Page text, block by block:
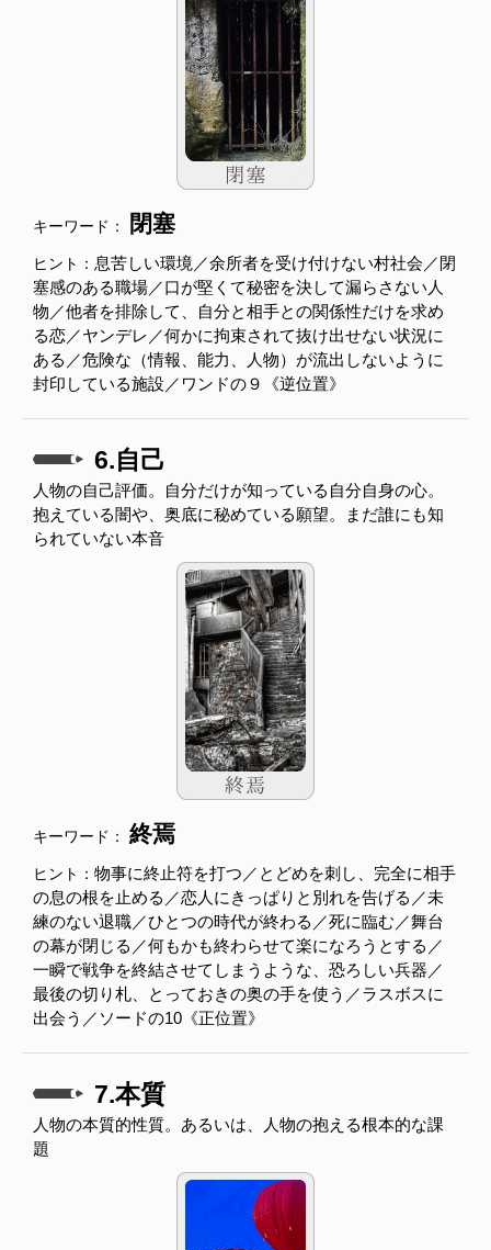
キーワード： 閉塞
ヒント： 息苦しい環境／余所者を受け付けない村社会／閉
塞感のある職場／口が堅くて秘密を決して漏らさない人
物／他者を排除して、自分と相手との関係性だけを求め
る恋／ヤンデレ／何かに拘束されて抜け出せない状況に
ある／危険な（情報、能力、人物）が流出しないように
封印している施設／ワンドの９《逆位置》
6.自己
人物の自己評価。自分だけが知っている自分自身の心。
抱えている闇や、奥底に秘めている願望。まだ誰にも知
られていない本音
キーワード： 終焉
ヒント： 物事に終止符を打つ／とどめを刺し、完全に相手
の息の根を止める／恋人にきっぱりと別れを告げる／未
練のない退職／ひとつの時代が終わる／死に臨む／舞台
の幕が閉じる／何もかも終わらせて楽になろうとする／
一瞬で戦争を終結させてしまうような、恐ろしい兵器／
最後の切り札、とっておきの奥の手を使う／ラスボスに
出会う／ソードの10《正位置》
7.本質
人物の本質的性質。あるいは、人物の抱える根本的な課
題